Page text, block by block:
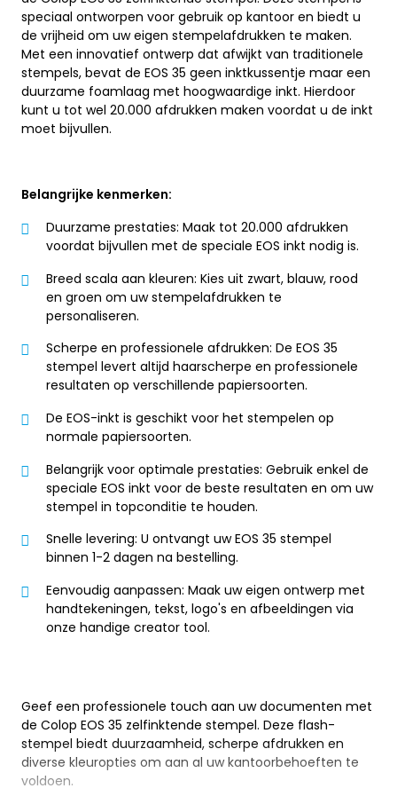
speciaal ontworpen voor gebruik op kantoor en biedt u
de vrijheid om uw eigen stempelafdrukken te maken.
Met een innovatief ontwerp dat afwijkt van traditionele
stempels, bevat de EOS 35 geen inktkussentje maar een
duurzame foamlaag met hoogwaardige inkt. Hierdoor
kunt u tot wel 20.000 afdrukken maken voordat u de inkt
moet bijvullen.
Belangrijke kenmerken:
Duurzame prestaties: Maak tot 20.000 afdrukken
voordat bijvullen met de speciale EOS inkt nodig is.
Breed scala aan kleuren: Kies uit zwart, blauw, rood
en groen om uw stempelafdrukken te
personaliseren.
Scherpe en professionele afdrukken: De EOS 35
stempel levert altijd haarscherpe en professionele
resultaten op verschillende papiersoorten.
De EOS-inkt is geschikt voor het stempelen op
normale papiersoorten.
Belangrijk voor optimale prestaties: Gebruik enkel de
speciale EOS inkt voor de beste resultaten en om uw
stempel in topconditie te houden.
Snelle levering: U ontvangt uw EOS 35 stempel
binnen 1-2 dagen na bestelling.
Eenvoudig aanpassen: Maak uw eigen ontwerp met
handtekeningen, tekst, logo's en afbeeldingen via
onze handige creator tool.
Geef een professionele touch aan uw documenten met
de Colop EOS 35 zelfinktende stempel. Deze flash-
stempel biedt duurzaamheid, scherpe afdrukken en
diverse kleuropties om aan al uw kantoorbehoeften te
voldoen.